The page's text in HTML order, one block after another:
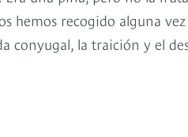
hemos recogido alguna
conyugal, la traición y el